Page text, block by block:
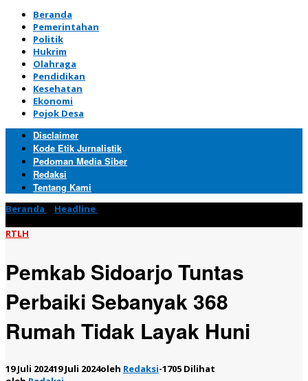
Beranda
Pemerintahan
Politik
Hukrim
Olahraga
Pendidikan
Kesehatan
Ekonomi
Pojok Desa
Disclaimer
Kode Etik Jurnalistik
Pedoman Media Siber
Redaksi
Tentang Kami
Beranda Headline
RTLH
Pemkab Sidoarjo Tuntas
Perbaiki Sebanyak 368
Rumah Tidak Layak Huni
19 Juli 202419 Juli 2024oleh Redaksi-1705 Dilihat